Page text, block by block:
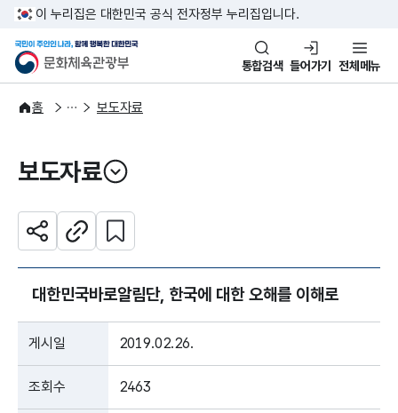
본문 바로가기
주메뉴 바로가기
이 누리집은 대한민국 공식 전자정부 누리집입니다.
문화체육관광부
국민이 주인인 나라, 함께 행복
통합검색 들어가기 전체메뉴
홈
알림·소식
보도·뉴스 보도자료
보도자료
열기
공유하기주소복사
관심 콘텐츠 설정하기
대한민국바로알림단, 한국에 대한 오해를 이해로
게시일 2019.02.26.
조회수 2463